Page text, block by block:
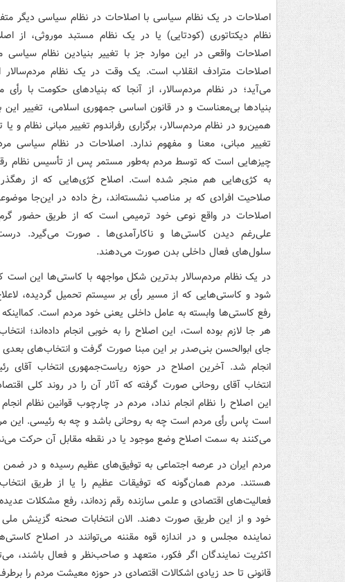
اصلاحات در یک نظام سیاسی با اصلاحات در نظام سیاسی دیگر
نظام دیکتاتوری (کودتایی) یا در یک نظام مستبد موروثی، از
اصلاحات واقعی در این موارد جز با تغییر بنیادین نظام
اصلاحات مترادف انقلاب است. یک وقت در یک نظام
می‌آید؛ در نظام مردم‌سالار، از آنجا که بنیادهای حکومت با رأی
بنیادها بی‌معناست و در قانون اساسی جمهوری اسلامی، تغییر
همین‌رو در نظام مردم‌سالار، برگزاری رفراندوم تغییر مبانی نظام و یا
تغییر مبانی، معنا و مفهوم ندارد. اصلاحات در نظام سیاسی
چیزهایی است که توسط مردم به‌طور مستمر پس از تأسیس نظام
به کژی‌هایی هم منجر شده است. اصلاح کژی‌هایی که از
صلاحیت افرادی که بر مناصب نشسته‌اند، رخ داده در این‌جا
اصلاحات در واقع نوعی خود ترمیمی است که از طریق حضور
علی‌رغم دیدن کاستی‌ها و ناکارآمدی‌ها ـ صورت می‌گیرد.
سلول‌های فعال داخلی بدن صورت می‌دهند.
در یک نظام مردم‌سالار بدترین شکل مواجهه با کاستی‌ها این است
شود و کاستی‌هایی که از مسیر رأی بر سیستم تحمیل گردیده،
هر جا لازم بوده است، این اصلاح را به خوبی انجام داده‌اند؛
جای ابوالحسن بنی‌صدر بر این مبنا صورت گرفت و انتخاب‌های
انجام شد. آخرین اصلاح در حوزه ریاست‌جمهوری انتخاب آقای
انتخاب آقای روحانی صورت گرفته که آثار آن را در روند کلی
این اصلاح را نظام انجام نداد، مردم در چارچوب قوانین نظام
است پاس رأی مردم است چه به روحانی باشد و چه به رئیسی. این
می‌کنند به سمت اصلاح وضع موجود یا در نقطه مقابل آن حرکت
مردم ایران در عرصه اجتماعی به توفیق‌های عظیم رسیده و در
هستند. مردم همان‌گونه که توفیقات عظیم را یا از طریق
فعالیت‌های اقتصادی و علمی سازنده رقم زده‌اند، رفع مشکلات
خود و از این طریق صورت دهند. الان انتخابات صحنه گزینش
نماینده مجلس و در اندازه قوه مقننه می‌توانند در اصلاح
اکثریت نمایندگان اگر فکور، متعهد و صاحب‌نظر و فعال باشند،
قانونی تا حد زیادی اشکالات اقتصادی در حوزه معیشت مردم را